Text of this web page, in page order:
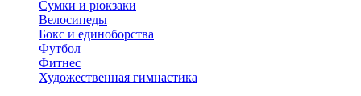
Сумки и рюкзаки
Велосипеды
Бокс и единоборства
Футбол
Фитнес
Художественная гимнастика